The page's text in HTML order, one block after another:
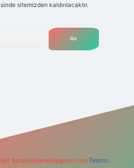
sitemizden kaldırılacaktır.
backlinkpaneli@gmail.com Teams: